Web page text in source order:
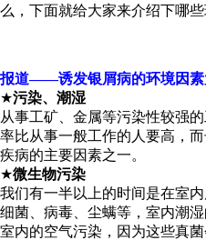
么，下面就给大家来介绍下哪
报道——诱发银屑病的环境因素
★污染、潮湿
从事工矿、金属等污染性较强
率比从事一般工作的人要高，
疾病的主要因素之一。
★微生物污染
我们有一半以上的时间是在室
细菌、病毒、尘螨等，室内潮
室内的空气污染，因为这些真